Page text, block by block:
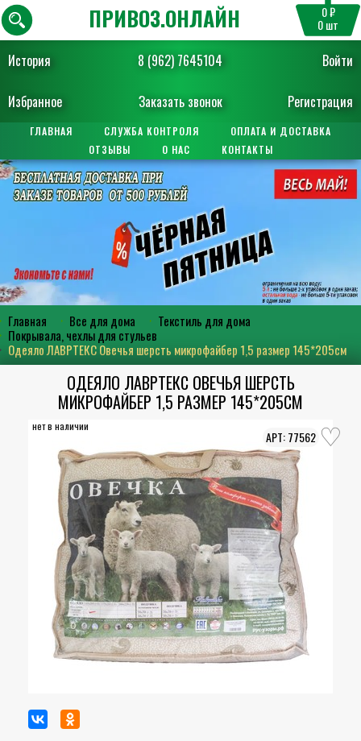
История 8 (962) 7645104 Войти
Избранное Заказать звонок Регистрация
ПРИВОЗ.ОНЛАЙН 0 ₽
0шт
ГЛАВНАЯ СЛУЖБА КОНТРОЛЯ
ОПЛАТА И ДОСТАВКА
ОТЗЫВЫ
О НАС КОНТАКТЫ
Главная Все для дома
Текстиль для дома
Покрывала, чехлы для стульев
Одеяло ЛАВРТЕКС Овечья шерсть микрофайбер 1,5 размер 145*205см
ОДЕЯЛО ЛАВРТЕКС ОВЕЧЬЯ ШЕРСТЬ
МИКРОФАЙБЕР 1,5 РАЗМЕР 145*205СМ
нет в наличии
77562